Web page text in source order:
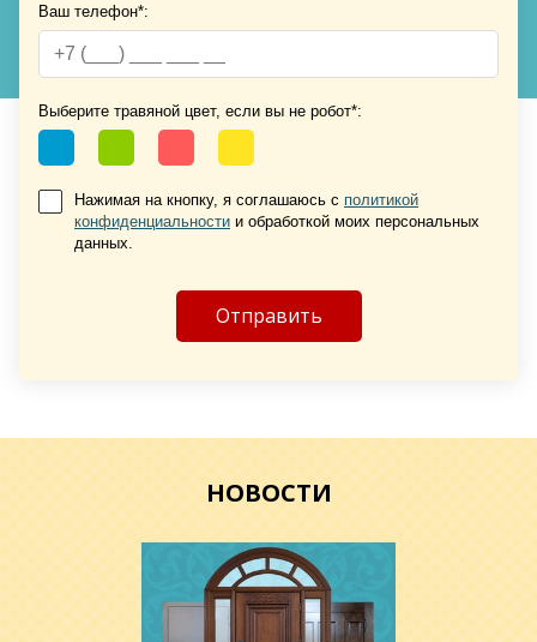
Хочу такую
Хочу такую
Хочу такую
Ваш телефон*:
Выберите травяной цвет, если вы не робот*:
Нажимая на кнопку, я соглашаюсь с политикой
конфиденциальности и обработкой моих персональных
данных.
НОВОСТИ